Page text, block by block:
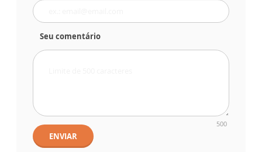
Seu comentário
500
ENVIAR